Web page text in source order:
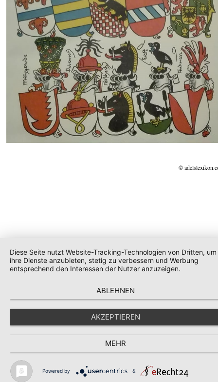
©
Diese Seite nutzt Website-Tracking-Technologien von Dritten, um
ihre Dienste anzubieten, stetig zu verbessern und Werbung
entsprechend den Interessen der Nutzer anzuzeigen.
ABLEHNEN
AKZEPTIEREN
MEHR
Powered by &